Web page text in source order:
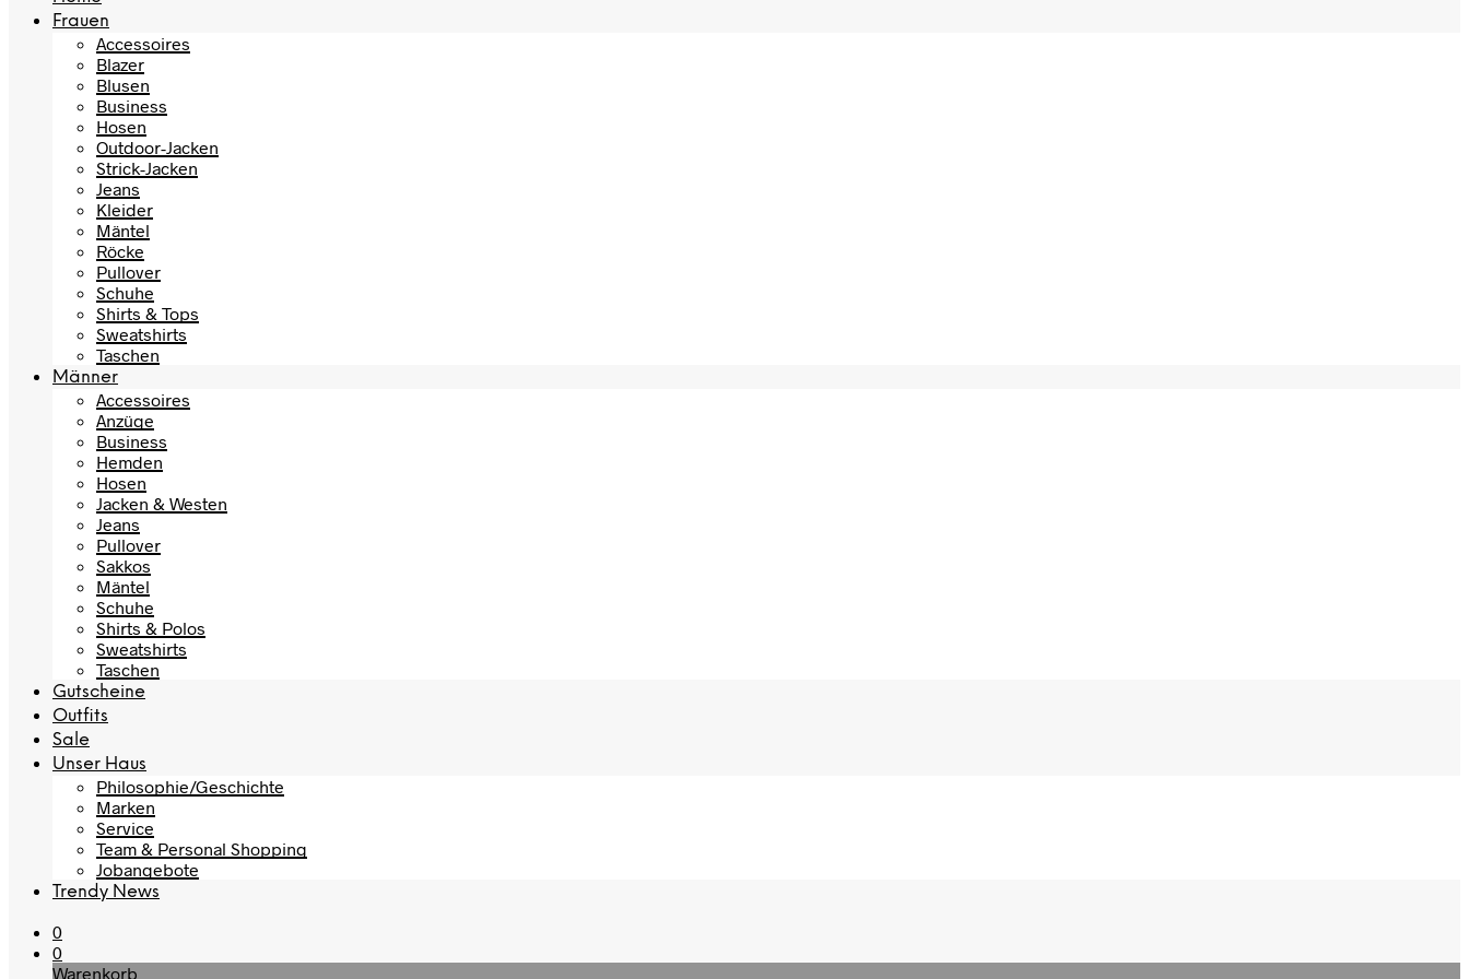
Frauen
Accessoires
Blazer
Blusen
Business
Hosen
Outdoor-Jacken
Strick-Jacken
Jeans
Kleider
Mäntel
Röcke
Pullover
Schuhe
Shirts & Tops
Sweatshirts
Taschen
Männer
Accessoires
Anzüge
Business
Hemden
Hosen
Jacken & Westen
Jeans
Pullover
Sakkos
Mäntel
Schuhe
Shirts & Polos
Sweatshirts
Taschen
Gutscheine
Outfits
Sale
Unser Haus
Philosophie/Geschichte
Marken
Service
Team & Personal Shopping
Jobangebote
Trendy News
0
0
Warenkorb